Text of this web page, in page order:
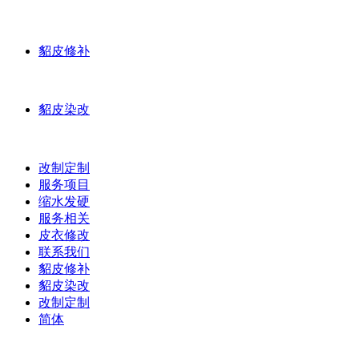
貂皮修补
貂皮染改
改制定制
服务项目
缩水发硬
服务相关
皮衣修改
联系我们
貂皮修补
貂皮染改
改制定制
简体